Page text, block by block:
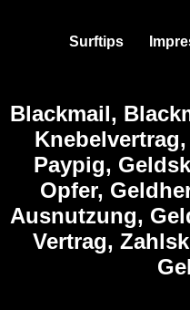
Surftips
Blackmail,
Paypig,
Opfer,
Ausnutzung,
Vertrag,